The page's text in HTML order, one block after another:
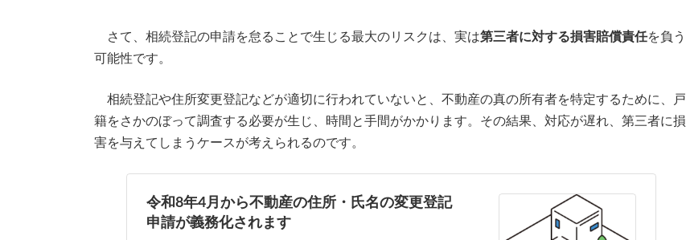
さて、相続登記の申請を怠ることで生じる最大のリスクは、実は第三者に対する損害賠償責任を負う
可能性です。
相続登記や住所変更登記などが適切に行われていないと、不動産の真の所有者を特定するために、戸
籍をさかのぼって調査する必要が生じ、時間と手間がかかります。その結果、対応が遅れ、第三者に損
害を与えてしまうケースが考えられるのです。
令和8年4月から不動産の住所・氏名の変更登記
申請が義務化されます